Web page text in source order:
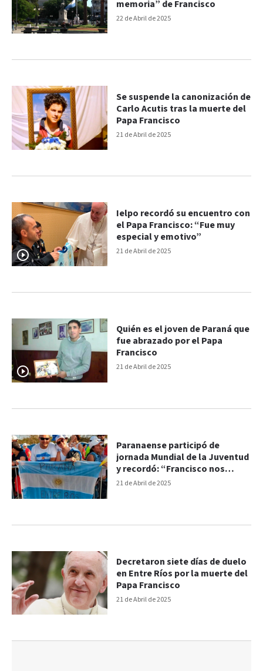
22 de Abril de 2025
memoria” de Francisco
21 de Abril de 2025
Se suspende la canonización de
Carlo Acutis tras la muerte del
Papa Francisco
21 de Abril de 2025
Ielpo recordó su encuentro con
el Papa Francisco: “Fue muy
especial y emotivo”
21 de Abril de 2025
Quién es el joven de Paraná que
fue abrazado por el Papa
Francisco
21 de Abril de 2025
Paranaense participó de
jornada Mundial de la Juventud
y recordó: “Francisco nos
habló de soñar sin miedo”
21 de Abril de 2025
Decretaron siete días de duelo
en Entre Ríos por la muerte del
Papa Francisco